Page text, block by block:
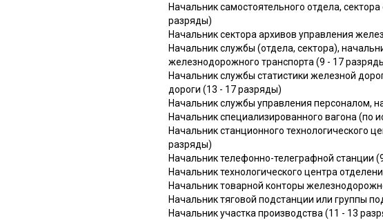
Начальник самостоятельного отдела,
разряды)
Начальник сектора архивов управления
Начальник службы (отдела, сектора),
железнодорожного транспорта (9 - 17
Начальник службы статистики железной
дороги (13 - 17 разряды)
Начальник службы управления персоналом,
Начальник специализированного вагона (по
Начальник станционного технологического
разряды)
Начальник телефонно-телеграфной станции
Начальник технологического центра
Начальник товарной конторы
Начальник тяговой подстанции или группы
Начальник участка производства (11 - 13